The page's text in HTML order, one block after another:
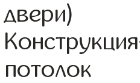
двери)
потолок